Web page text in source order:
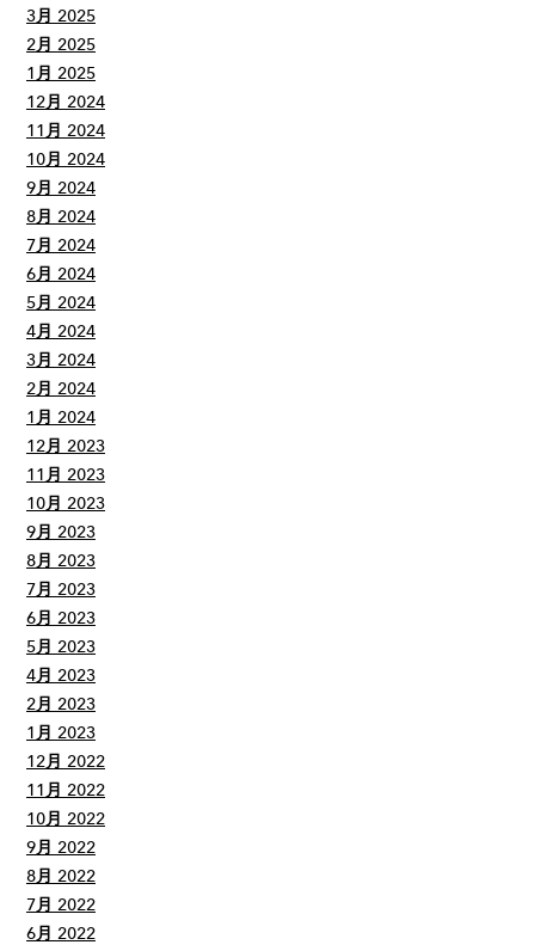
3月 2025
2月 2025
1月 2025
12月 2024
11月 2024
10月 2024
9月 2024
8月 2024
7月 2024
6月 2024
5月 2024
4月 2024
3月 2024
2月 2024
1月 2024
12月 2023
11月 2023
10月 2023
9月 2023
8月 2023
7月 2023
6月 2023
5月 2023
4月 2023
2月 2023
1月 2023
12月 2022
11月 2022
10月 2022
9月 2022
8月 2022
7月 2022
6月 2022